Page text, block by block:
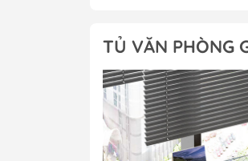
TỦ VĂN PHÒNG